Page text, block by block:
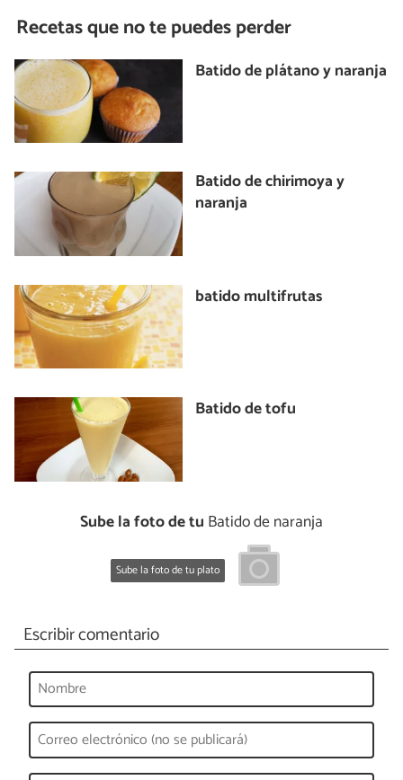
Recetas que no te puedes perder
Batido de plátano y naranja
Batido de chirimoya y
naranja
batido multifrutas
Batido de tofu
Sube la foto de tu Batido de naranja
Sube la foto de tu plato
Escribir comentario